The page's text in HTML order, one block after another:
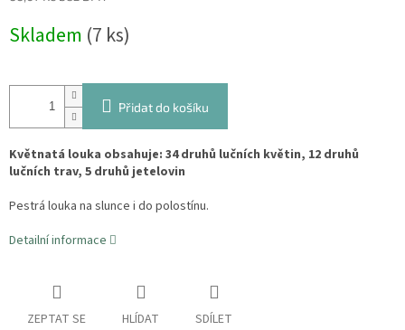
cena:
Skladem (7 ks)
Přidat do košíku
Květnatá louka obsahuje: 34 druhů lučních květin, 12 druhů
lučních trav, 5 druhů jetelovin
Pestrá louka na slunce i do polostínu.
Detailní informace
ZEPTAT SE HLÍDAT SDÍLET